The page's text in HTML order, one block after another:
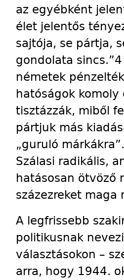
az egyébként
élet jelentős
sajtója, se pártja,
gondolata
németek
hatóságok
tisztázzák, miből
pártjuk más
„guruló
Szálasi radikális,
hatásosan ötvöző
százezreket maga
A legfrissebb
politikusnak
választásokon –
arra, hogy 1944.